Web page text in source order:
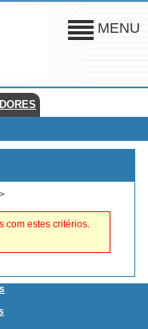
MENU
>
com estes critérios.